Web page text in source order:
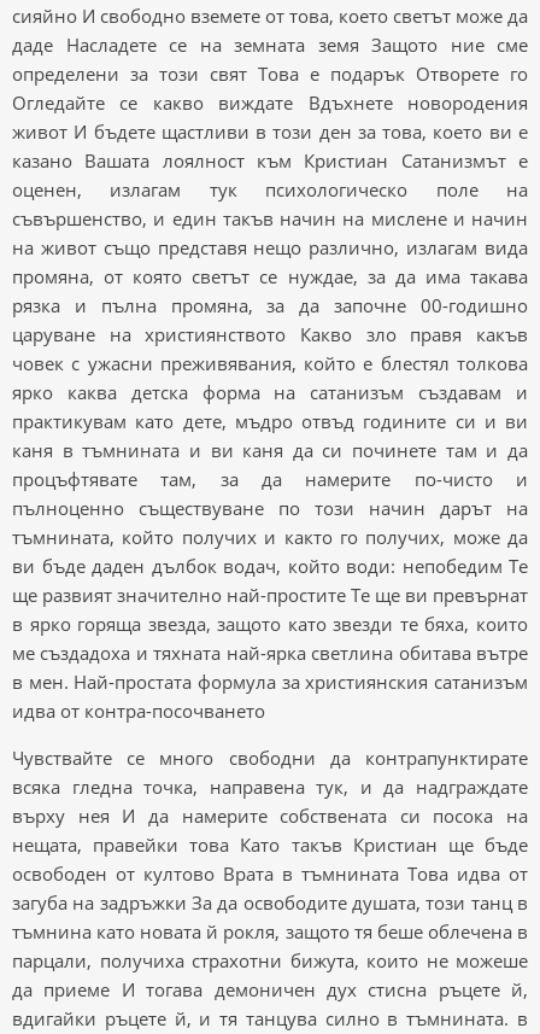
сияйно И свободно вземете от това, което светът може да
даде Насладете се на земната земя Защото ние сме
определени за този свят Това е подарък Отворете го
Огледайте се какво виждате Вдъхнете новородения
живот И бъдете щастливи в този ден за това, което ви е
казано Вашата лоялност към Кристиан Сатанизмът е
оценен, излагам тук психологическо поле на
съвършенство, и един такъв начин на мислене и начин
на живот също представя нещо различно, излагам вида
промяна, от която светът се нуждае, за да има такава
рязка и пълна промяна, за да започне 00-годишно
царуване на християнството Какво зло правя какъв
човек с ужасни преживявания, който е блестял толкова
ярко каква детска форма на сатанизъм създавам и
практикувам като дете, мъдро отвъд годините си и ви
каня в тъмнината и ви каня да си починете там и да
процъфтявате там, за да намерите по-чисто и
пълноценно съществуване по този начин дарът на
тъмнината, който получих и както го получих, може да
ви бъде даден дълбок водач, който води: непобедим Те
ще развият значително най-простите Те ще ви превърнат
в ярко горяща звезда, защото като звезди те бяха, които
ме създадоха и тяхната най-ярка светлина обитава вътре
в мен. Най-простата формула за християнския сатанизъм
идва от контра-посочването
Чувствайте се много свободни да контрапунктирате
всяка гледна точка, направена тук, и да надграждате
върху нея И да намерите собствената си посока на
нещата, правейки това Като такъв Кристиан ще бъде
освободен от култово Врата в тъмнината Това идва от
загуба на задръжки За да освободите душата, този танц в
тъмнина като новата й рокля, защото тя беше облечена в
парцали, получиха страхотни бижута, които не можеше
да приеме И тогава демоничен дух стисна ръцете й,
вдигайки ръцете й, и тя танцува силно в тъмнината. в